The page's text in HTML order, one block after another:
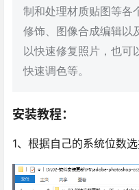
制和处理材质贴图等各
修饰、图像合成编辑以
以快速修复照片，也可
快速调色等。
安装教程：
1、根据自己的系统位数